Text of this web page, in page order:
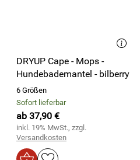
DRYUP Cape - Mops -
Hundebademantel - bilberry
6 Größen
Sofort lieferbar
ab 37,90 €
inkl. 19% MwSt., zzgl.
Versandkosten